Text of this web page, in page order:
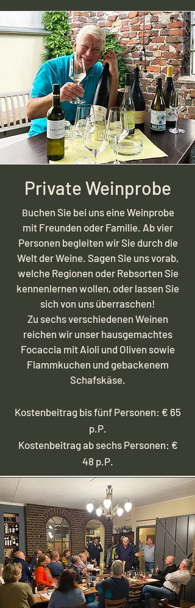
Private Weinprobe
Buchen Sie bei uns eine Weinprobe
mit Freunden oder Familie. Ab vier
Personen begleiten wir Sie durch die
Welt der Weine. Sagen Sie uns vorab,
welche Regionen oder Rebsorten Sie
kennenlernen wollen, oder lassen Sie
sich von uns überraschen!
Zu sechs verschiedenen Weinen
reichen wir unser hausgemachtes
Focaccia mit Aioli und Oliven sowie
Flammkuchen und gebackenem
Schafskäse.
Kostenbeitrag bis fünf Personen: € 65
p.P.
Kostenbeitrag ab sechs Personen: €
48 p.P.